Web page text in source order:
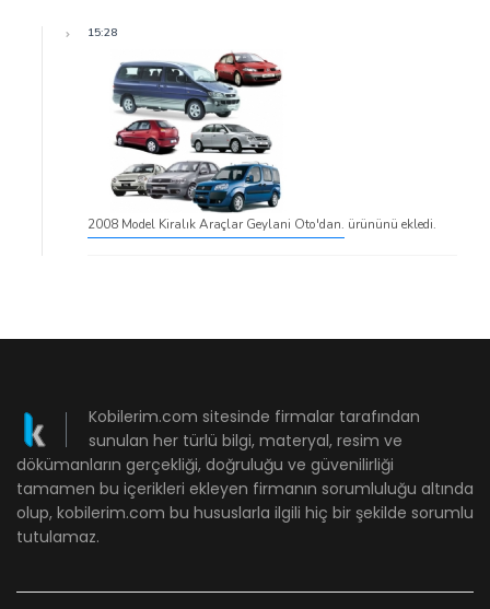
15:28
2008 Model Kiralık Araçlar Geylani Oto'dan. ürününü ekledi.
Kobilerim.com sitesinde firmalar tarafından
sunulan her türlü bilgi, materyal, resim ve
dökümanların gerçekliği, doğruluğu ve güvenilirliği
tamamen bu içerikleri ekleyen firmanın sorumluluğu altında
olup, kobilerim.com bu hususlarla ilgili hiç bir şekilde sorumlu
tutulamaz.